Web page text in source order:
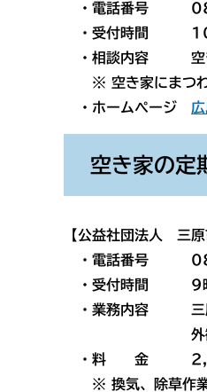
・電話番号
・受付時間 10時
・相談内容 空き
※ 空き家にまつわ
・ホームページ
空き家の定
【公益社団法人 三原
・電話番号
・受付時間 9時
・業務内容 三原
外観目視で点検
・料 金 2,700
※ 換気、除草作業、